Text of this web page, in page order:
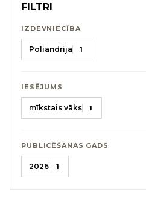
FILTRI
IZDEVNIECĪBA
Poliandrija 1
IESĒJUMS
mīkstais vāks 1
PUBLICĒŠANAS GADS
2026 1